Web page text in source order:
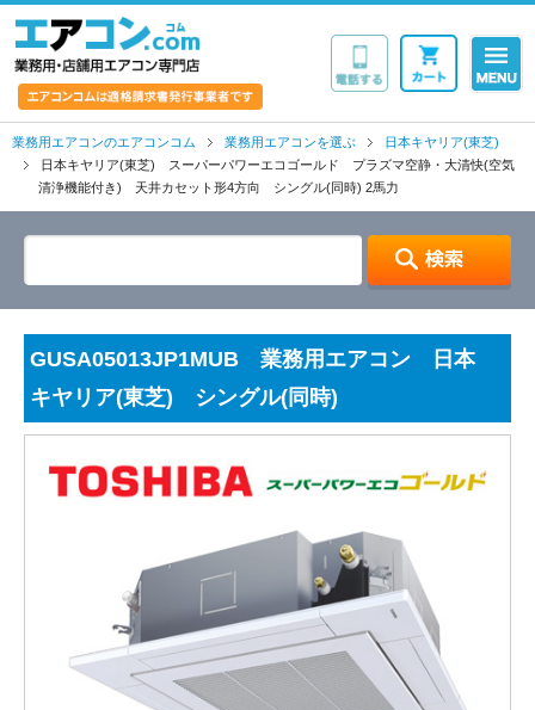
業務用エアコンのエアコンコム 業務用エアコンを選ぶ
日本キヤリア(東芝)
日本キヤリア(東芝) スーパーパワーエコゴールド プラズマ空静・大清快(空気
清浄機能付き) 天井カセット形4方向 シングル(同時) 2馬力
GUSA05013JP1MUB 業務用エアコン 日本
キヤリア(東芝) シングル(同時)